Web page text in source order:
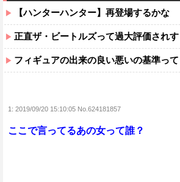
【ハンターハンター】再登場するかな
正直ザ・ビートルズって過大評価され
フィギュアの出来の良い悪いの基準っ
1: 2019/09/20 15:10:05 No.624181857
ここで言ってるあの女って誰？